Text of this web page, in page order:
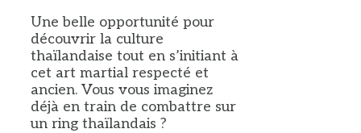
Une belle opportunité pour
découvrir la culture
thaïlandaise tout en s’initiant à
cet art martial respecté et
ancien. Vous vous imaginez
déjà en train de combattre sur
un ring thaïlandais ?